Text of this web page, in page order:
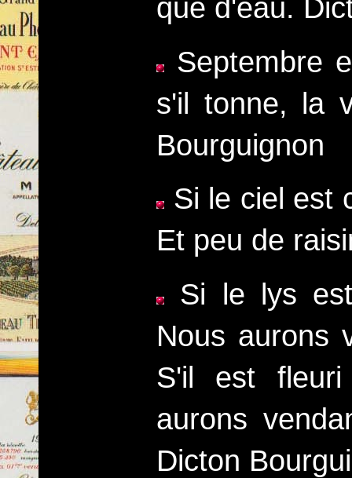
que d'eau.
Septembre
s'il tonne, la
Bourguignon
Si le ciel est
Et peu de
Si le lys
Nous aurons
S'il est
aurons
Dicton